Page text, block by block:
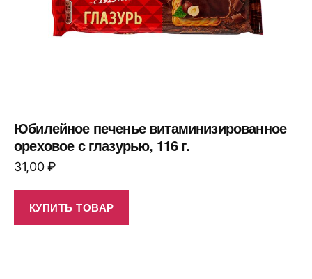
Юбилейное печенье витаминизированное
ореховое с глазурью, 116 г.
31,00₽
КУПИТЬ ТОВАР